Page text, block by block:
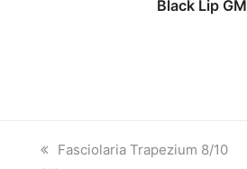
Black Lip GM
previous
Fasciolaria Trapezium 8/10